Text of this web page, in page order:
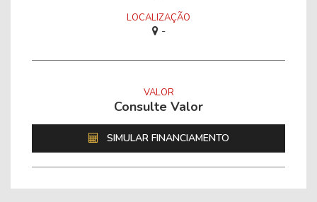
LOCALIZAÇÃO
-
VALOR
Consulte Valor
SIMULAR FINANCIAMENTO